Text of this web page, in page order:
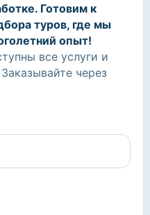
Готовим к
туров, где мы
опыт!
все услуги и
через